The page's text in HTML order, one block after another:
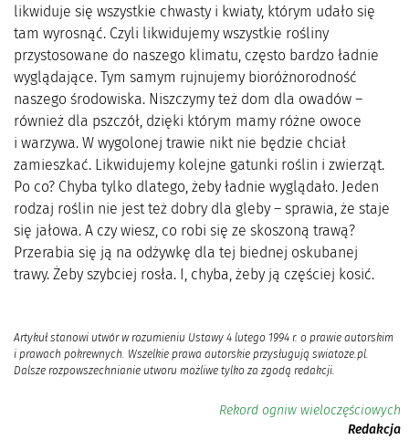
likwiduje się wszystkie chwasty i kwiaty, którym udało się
tam wyrosnąć. Czyli likwidujemy wszystkie rośliny
przystosowane do naszego klimatu, często bardzo ładnie
wyglądające. Tym samym rujnujemy bioróżnorodność
naszego środowiska. Niszczymy też dom dla owadów –
również dla pszczół, dzięki którym mamy różne owoce
i warzywa. W wygolonej trawie nikt nie będzie chciał
zamieszkać. Likwidujemy kolejne gatunki roślin i zwierząt.
Po co? Chyba tylko dlatego, żeby ładnie wyglądało. Jeden
rodzaj roślin nie jest też dobry dla gleby – sprawia, że staje
się jałowa. A czy wiesz, co robi się ze skoszoną trawą?
Przerabia się ją na odżywkę dla tej biednej oskubanej
trawy. Żeby szybciej rosła. I, chyba, żeby ją częściej kosić.
Artykuł stanowi utwór w rozumieniu Ustawy 4 lutego 1994 r. o prawie autorskim
i prawach pokrewnych. Wszelkie prawa autorskie przysługują swiatoze.pl.
Dalsze rozpowszechnianie utworu możliwe tylko za zgodą redakcji.
Rekord ogniw wieloczęściowych
Redakcja